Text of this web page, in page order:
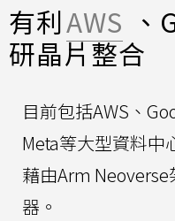
有利AWS
研晶片整合
目前包括AWS、
Meta等大型資料中
藉由Arm
器。